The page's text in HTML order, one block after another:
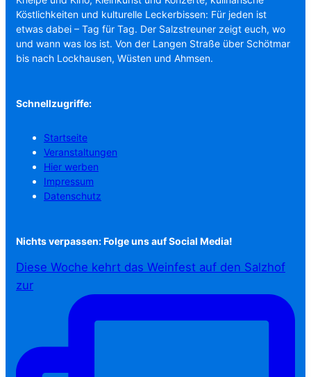
Köstlichkeiten und kulturelle Leckerbissen: Für jeden ist
etwas dabei – Tag für Tag. Der Salzstreuner zeigt euch, wo
und wann was los ist. Von der Langen Straße über Schötmar
bis nach Lockhausen, Wüsten und Ahmsen.
Schnellzugriffe:
Startseite
Veranstaltungen
Hier werben
Impressum
Datenschutz
Nichts verpassen: Folge uns auf Social Media!
Diese Woche kehrt das Weinfest auf den Salzhof
zur